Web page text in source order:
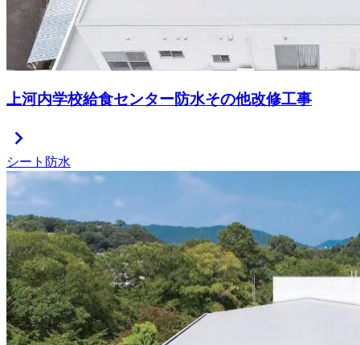
上河内学校給食センター防水その他改修工事
chevron_right
シート防水